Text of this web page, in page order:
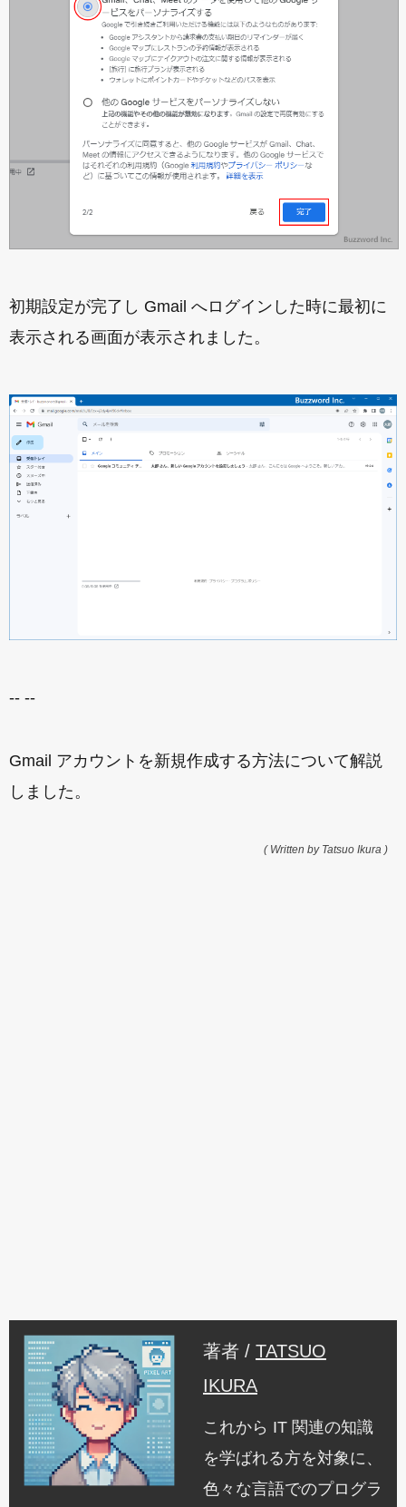
初期設定が完了し Gmail へログインした時に最初に
表示される画面が表示されました。
-- --
Gmail アカウントを新規作成する方法について解説
しました。
( Written by Tatsuo Ikura )
著者 / TATSUO
IKURA
これから IT 関連の知識
を学ばれる方を対象に、
色々な言語でのプログラ